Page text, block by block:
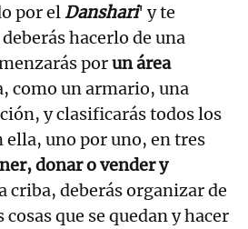
por elDanshari' y te
hacerlo de una
porun área
como un armario, una
y clasificarás todos los
ella, uno por uno, en tres
donar o vender y
criba, deberás organizar de
que se quedan y hacer